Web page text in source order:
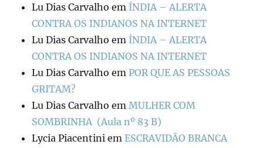
Lu Dias Carvalho em ÍNDIA – ALERTA
CONTRA OS INDIANOS NA INTERNET
Lu Dias Carvalho em ÍNDIA – ALERTA
CONTRA OS INDIANOS NA INTERNET
Lu Dias Carvalho em POR QUE AS PESSOAS
GRITAM?
Lu Dias Carvalho em MULHER COM
SOMBRINHA (Aula nº 83 B)
Lycia Piacentini emESCRAVIDÃO BRANCA